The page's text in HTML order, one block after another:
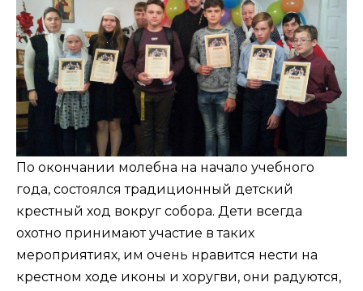
По окончании молебна на начало учебного
года, состоялся традиционный детский
крестный ход вокруг собора. Дети всегда
охотно принимают участие в таких
мероприятиях, им очень нравится нести на
крестном ходе иконы и хоругви, они радуются,